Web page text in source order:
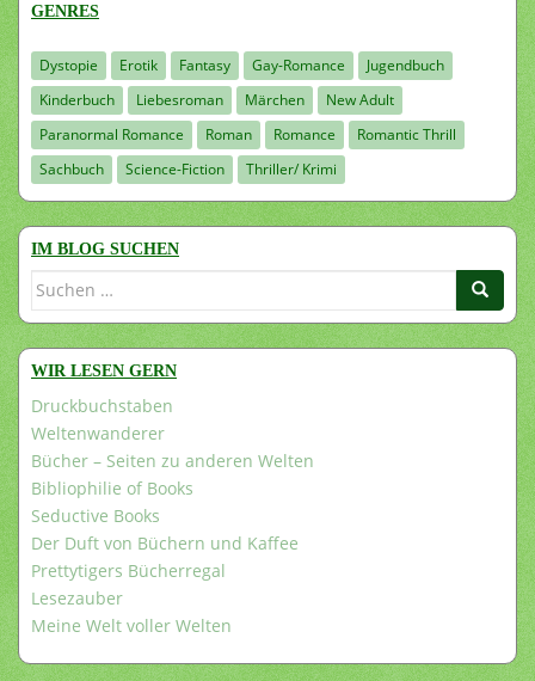
GENRES
Dystopie Erotik Fantasy Gay-Romance
Jugendbuch
Kinderbuch
Liebesroman Märchen
New Adult
Paranormal Romance
Roman Romance
Romantic Thrill
Sachbuch
Science-Fiction Thriller/ Krimi
IM BLOG SUCHEN
Suchen
WIR LESEN GERN
Druckbuchstaben
Weltenwanderer
Bücher – Seiten zu anderen Welten
Bibliophilie of Books
Seductive Books
Der Duft von Büchern und Kaffee
Prettytigers Bücherregal
Lesezauber
Meine Welt voller Welten